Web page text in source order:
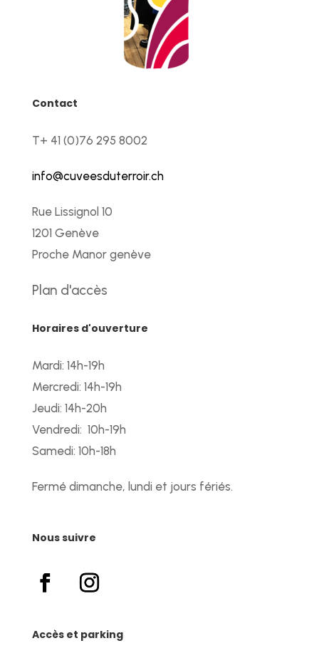
Contact
T+ 41 (0)76 295 8002
info@cuveesduterroir.ch
Rue Lissignol 10
1201 Genève
Proche Manor genève
Plan d'accès
Horaires d'ouverture
Mardi: 14h-19h
Mercredi: 14h-19h
Jeudi: 14h-20h
Vendredi: 10h-19h
Samedi: 10h-18h
Fermé dimanche, lundi et jours fériés.
Nous suivre
Accès et parking